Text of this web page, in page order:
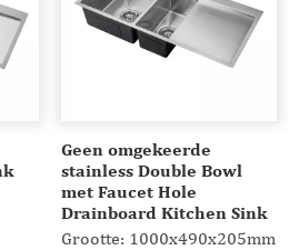
Geen omgekeerde
stainless Double Bowl
met Faucet Hole
Drainboard Kitchen Sink
Grootte: 1000x490x205mm